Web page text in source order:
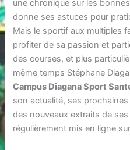
une chronique sur les
donne ses astuces pour
Mais le sportif aux multiples
profiter de sa passion et
des courses, et plus
même temps Stéphane
Campus Diagana Sport
son actualité, ses
des nouveaux extraits de
régulièrement mis en ligne